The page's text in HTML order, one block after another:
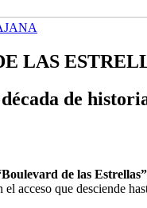
LAS
de
de las Estrellas”
acceso que desciende